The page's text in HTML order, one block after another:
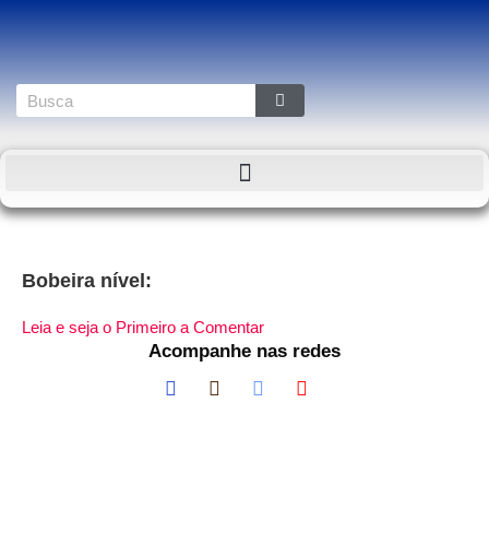
Bobeira nível:
Leia e seja o Primeiro a Comentar
Acompanhe nas redes